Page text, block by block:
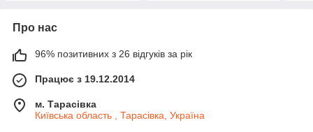
Про нас
96% позитивних з 26 відгуків за рік
Працює з 19.12.2014
м. Тарасівка
Київська область , Тарасівка, Україна